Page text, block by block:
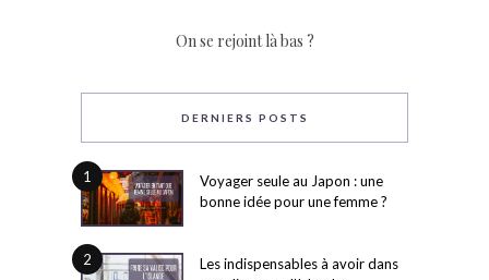
On se rejoint là bas ?
DERNIERS POSTS
1
Voyager seule au Japon : une
bonne idée pour une femme ?
2
Les indispensables à avoir dans